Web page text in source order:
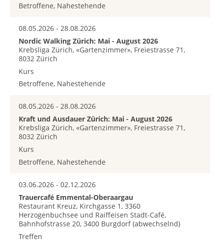
Betroffene, Nahestehende
08.05.2026 - 28.08.2026
Nordic Walking Zürich: Mai - August 2026
Krebsliga Zürich, «Gartenzimmer», Freiestrasse 71,
8032 Zürich
Kurs
Betroffene, Nahestehende
08.05.2026 - 28.08.2026
Kraft und Ausdauer Zürich: Mai - August 2026
Krebsliga Zürich, «Gartenzimmer», Freiestrasse 71,
8032 Zürich
Kurs
Betroffene, Nahestehende
03.06.2026 - 02.12.2026
Trauercafé Emmental-Oberaargau
Restaurant Kreuz, Kirchgasse 1, 3360
Herzogenbuchsee und Raiffeisen Stadt-Café,
Bahnhofstrasse 20, 3400 Burgdorf (abwechselnd)
Treffen